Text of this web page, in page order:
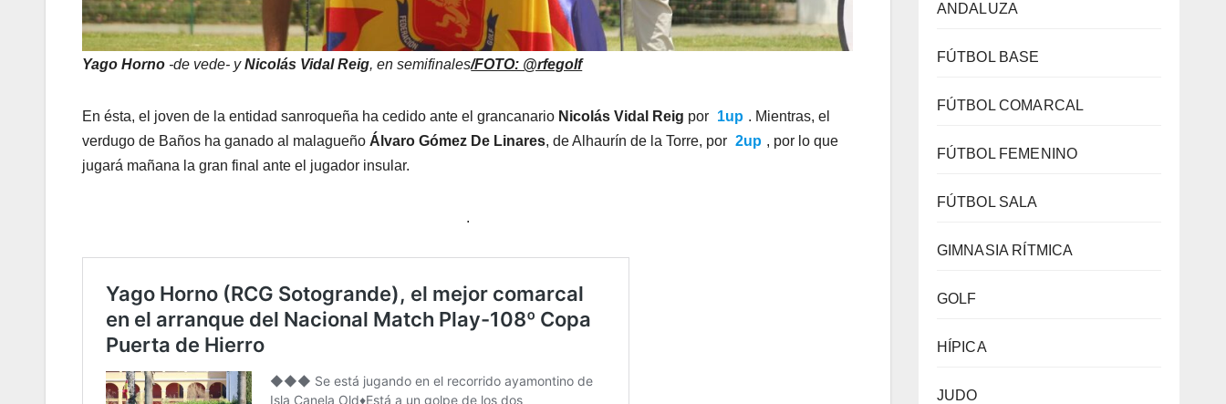
Yago Horno -de vede- yNicolás Vidal Reig, en semifinales/FOTO: @rfegolf
En ésta, el joven de la entidad sanroqueña ha cedido ante el grancanario Nicolás Vidal Reig por 1up . Mientras, el
verdugo de Baños ha ganado al malagueño Álvaro Gómez De Linares, de Alhaurín de la Torre, por 2up , por lo que
jugará mañana la gran final ante el jugador insular.
.
ANDALUZA
FÚTBOL BASE
FÚTBOL COMARCAL
FÚTBOL FEMENINO
FÚTBOL SALA
GIMNASIA RÍTMICA
GOLF
HÍPICA
JUDO